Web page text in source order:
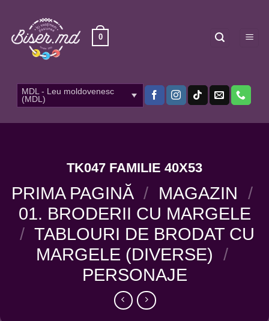
content
0
MDL - Leu moldovenesc
(MDL)
TK047 FAMILIE 40X53
PRIMA PAGINĂ / MAGAZIN /
01. BRODERII CU MARGELE
/ TABLOURI DE BRODAT CU
MARGELE (DIVERSE) /
PERSONAJE